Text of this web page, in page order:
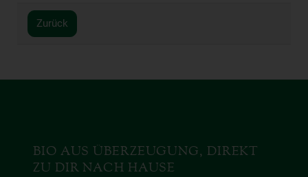
Zurück
BIO AUS ÜBERZEUGUNG, DIREKT
ZU DIR NACH HAUSE